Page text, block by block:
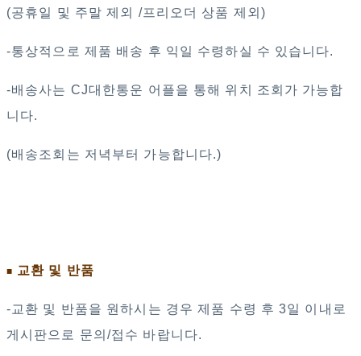
(공휴일 및 주말 제외 /프리오더 상품 제외)
-통상적으로 제품 배송 후 익일 수령하실 수 있습니다.
-배송사는 CJ대한통운 어플을 통해 위치 조회가 가능합
니다.
(배송조회는 저녁부터 가능합니다.)
■ 교환 및 반품
-교환 및 반품을 원하시는 경우 제품 수령 후 3일 이내로
게시판으로 문의/접수 바랍니다.